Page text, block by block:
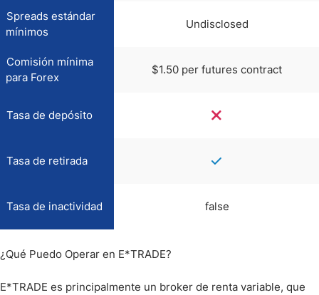
Spreads estándar
mínimos
Undisclosed
Comisión mínima
para Forex
$1.50 per futures contract
Tasa de depósito
Tasa de retirada
Tasa de inactividad false
¿Qué Puedo Operar en E*TRADE?
E*TRADE es principalmente un broker de renta variable, que